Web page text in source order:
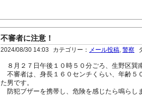
不審者に注意！
2024/08/30 14:03 カテゴリー： メール投稿 警察
８月２７日午後１０時５０分ごろ、生野区巽
不審者は、身長１６０センチくらい、年齢５
た男です。
防犯ブザーを携帯し、危険を感じたら鳴らし